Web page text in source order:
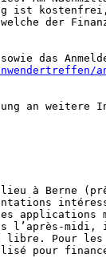
ist
der
das
an weitere
à Berne
applications
l’après-
libre. Pour
pour